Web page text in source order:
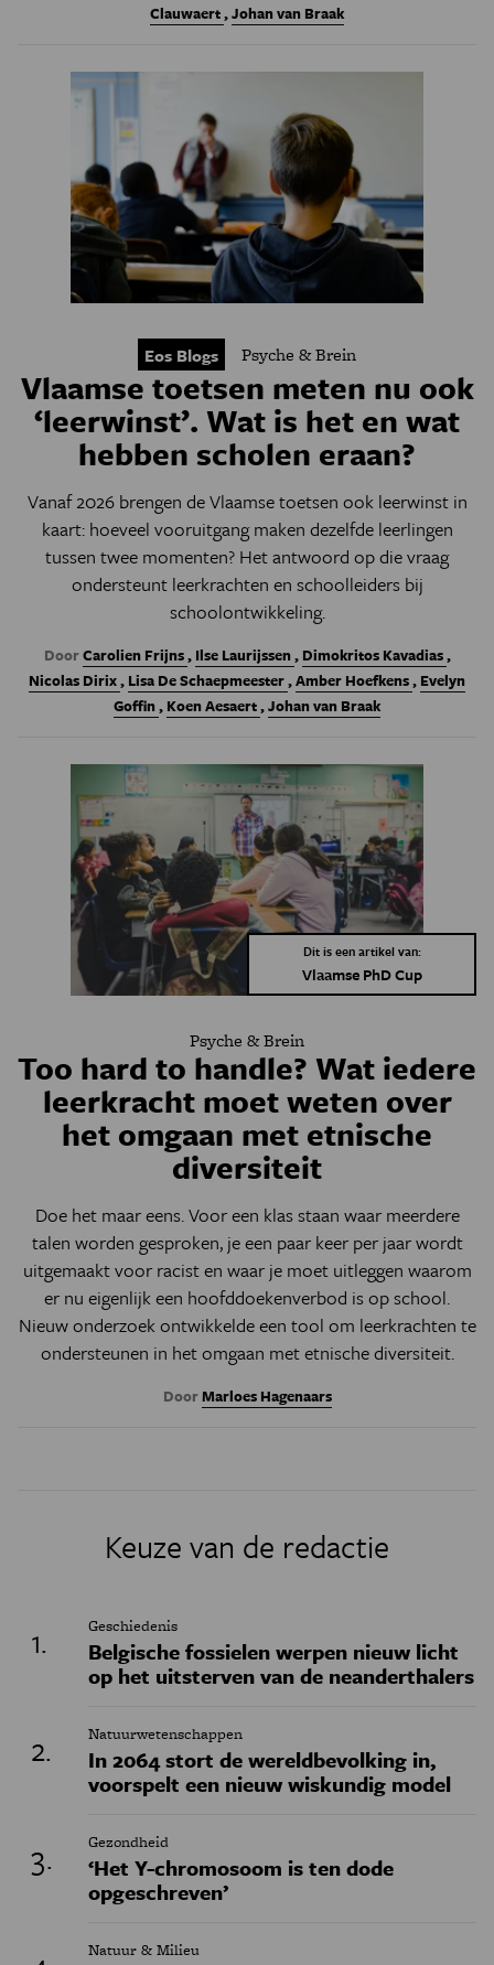
Clauwaert,Johan van Braak
Eos Blogs Psyche & Brein
Vlaamse toetsen meten nu ook
‘leerwinst’. Wat is het en wat
hebben scholen eraan?
Vanaf 2026 brengen de Vlaamse toetsen ook leerwinst in
kaart: hoeveel vooruitgang maken dezelfde leerlingen
tussen twee momenten? Het antwoord op die vraag
ondersteunt leerkrachten en schoolleiders bij
schoolontwikkeling.
DoorCarolien Frijns, Ilse Laurijssen, Dimokritos Kavadias,
Nicolas Dirix, Lisa De Schaepmeester,Amber Hoefkens, Evelyn
Goffin, Koen Aesaert,Johan van Braak
Dit is een artikel van:
Vlaamse PhD Cup
Psyche & Brein
Too hard to handle? Wat iedere
leerkracht moet weten over
het omgaan met etnische
diversiteit
Doe het maar eens. Voor een klas staan waar meerdere
talen worden gesproken, je een paar keer per jaar wordt
uitgemaakt voor racist en waar je moet uitleggen waarom
er nu eigenlijk een hoofddoekenverbod is op school.
Nieuw onderzoek ontwikkelde een tool om leerkrachten te
ondersteunen in het omgaan met etnische diversiteit.
DoorMarloes Hagenaars
Keuze van de redactie
Geschiedenis
Belgische fossielen werpen nieuw licht
op het uitsterven van de neanderthalers
Natuurwetenschappen
In 2064 stort de wereldbevolking in,
voorspelt een nieuw wiskundig model
Gezondheid
‘Het Y-chromosoom is ten dode
opgeschreven’
Natuur & Milieu